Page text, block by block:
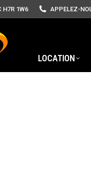
H7R 1W6 APPELEZ-
LOCATION